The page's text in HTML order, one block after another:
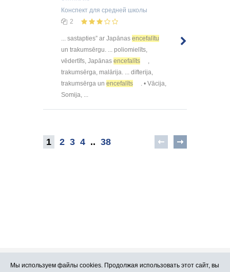
Конспект для средней школы
2
... sastapties” ar Japānas encefalītu
un trakumsērgu. ... poliomielīts,
vēdertīfs, Japānas encefalīts
,
trakumsērga, malārija. ... difterija,
trakumsērga un encefalīts
. • Vācija,
Somija, ...
1 2 3 4 .. 38
Про Atlants.lv Реклама
Мы используем файлы cookies. Продолжая использовать этот сайт, вы